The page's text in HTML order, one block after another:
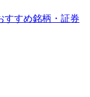
すすめ銘柄・証券